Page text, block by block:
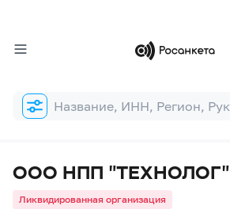
Форма
поиска
ООО НПП "ТЕХНОЛОГ"
Ликвидированная организация